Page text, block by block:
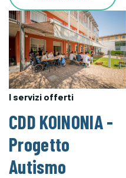
I servizi offerti
CDD KOINONIA -
Progetto
Autismo